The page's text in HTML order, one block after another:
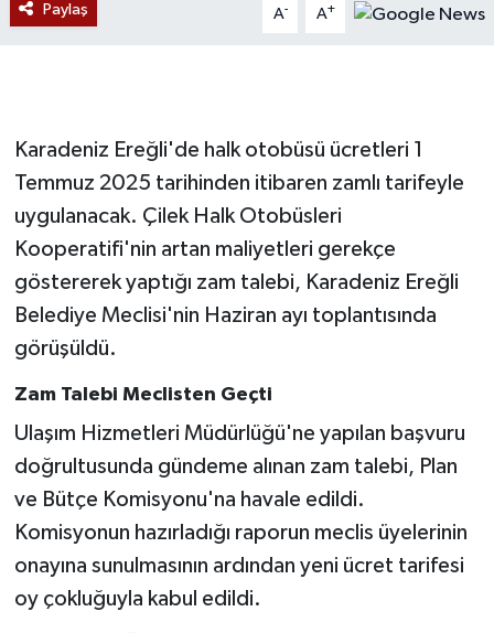
Paylaş A- A+
Karadeniz Ereğli'de halk otobüsü ücretleri 1
Temmuz 2025 tarihinden itibaren zamlı tarifeyle
uygulanacak. Çilek Halk Otobüsleri
Kooperatifi'nin artan maliyetleri gerekçe
göstererek yaptığı zam talebi, Karadeniz Ereğli
Belediye Meclisi'nin Haziran ayı toplantısında
görüşüldü.
Zam Talebi Meclisten Geçti
Ulaşım Hizmetleri Müdürlüğü'ne yapılan başvuru
doğrultusunda gündeme alınan zam talebi, Plan
ve Bütçe Komisyonu'na havale edildi.
Komisyonun hazırladığı raporun meclis üyelerinin
onayına sunulmasının ardından yeni ücret tarifesi
oy çokluğuyla kabul edildi.
Ekonomi
Gökçebey
GÜNDEM
İş ilanı
Kilimli
Kültür - Sanat
Politika
Resmi İlan
Röportaj